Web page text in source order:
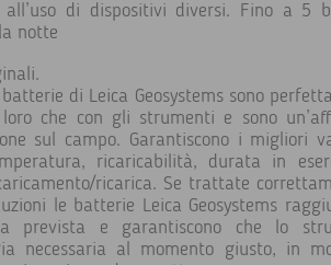
all’uso di dispositivi diversi. Fino a 5
notte
di Leica Geosystems sono
che con gli strumenti e sono
sul campo. Garantiscono i migliori
ricaricabilità, durata in
ricarica. Se trattate
le batterie Leica Geosystems
prevista e garantiscono che lo
necessaria al momento giusto, in